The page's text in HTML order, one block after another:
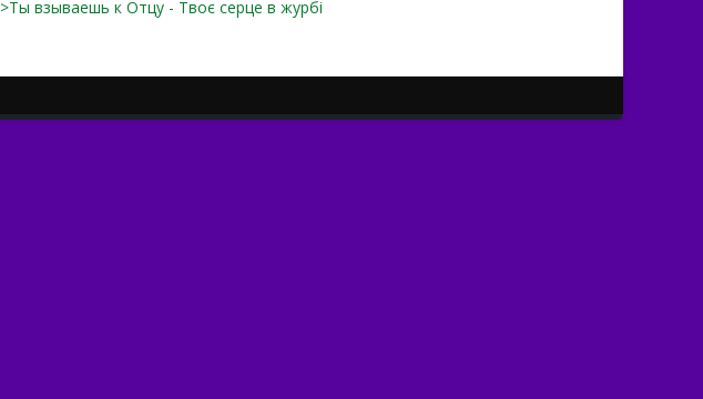
>Ты взываешь к Отцу - Твоє серце в журбі